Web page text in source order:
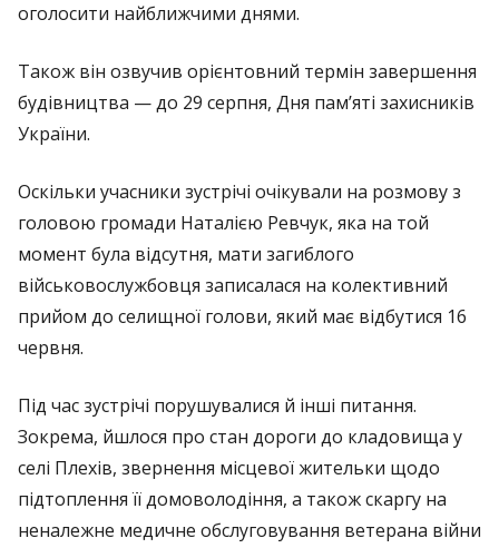
оголосити найближчими днями.
Також він озвучив орієнтовний термін завершення
будівництва — до 29 серпня, Дня пам’яті захисників
України.
Оскільки учасники зустрічі очікували на розмову з
головою громади Наталією Ревчук, яка на той
момент була відсутня, мати загиблого
військовослужбовця записалася на колективний
прийом до селищної голови, який має відбутися 16
червня.
Під час зустрічі порушувалися й інші питання.
Зокрема, йшлося про стан дороги до кладовища у
селі Плехів, звернення місцевої жительки щодо
підтоплення її домоволодіння, а також скаргу на
неналежне медичне обслуговування ветерана війни